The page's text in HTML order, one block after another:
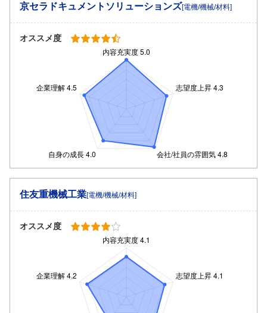
京セラドキュメントソリューションズ[電機/機械/材料]
オススメ度
住友重機械工業[電機/機械/材料]
オススメ度